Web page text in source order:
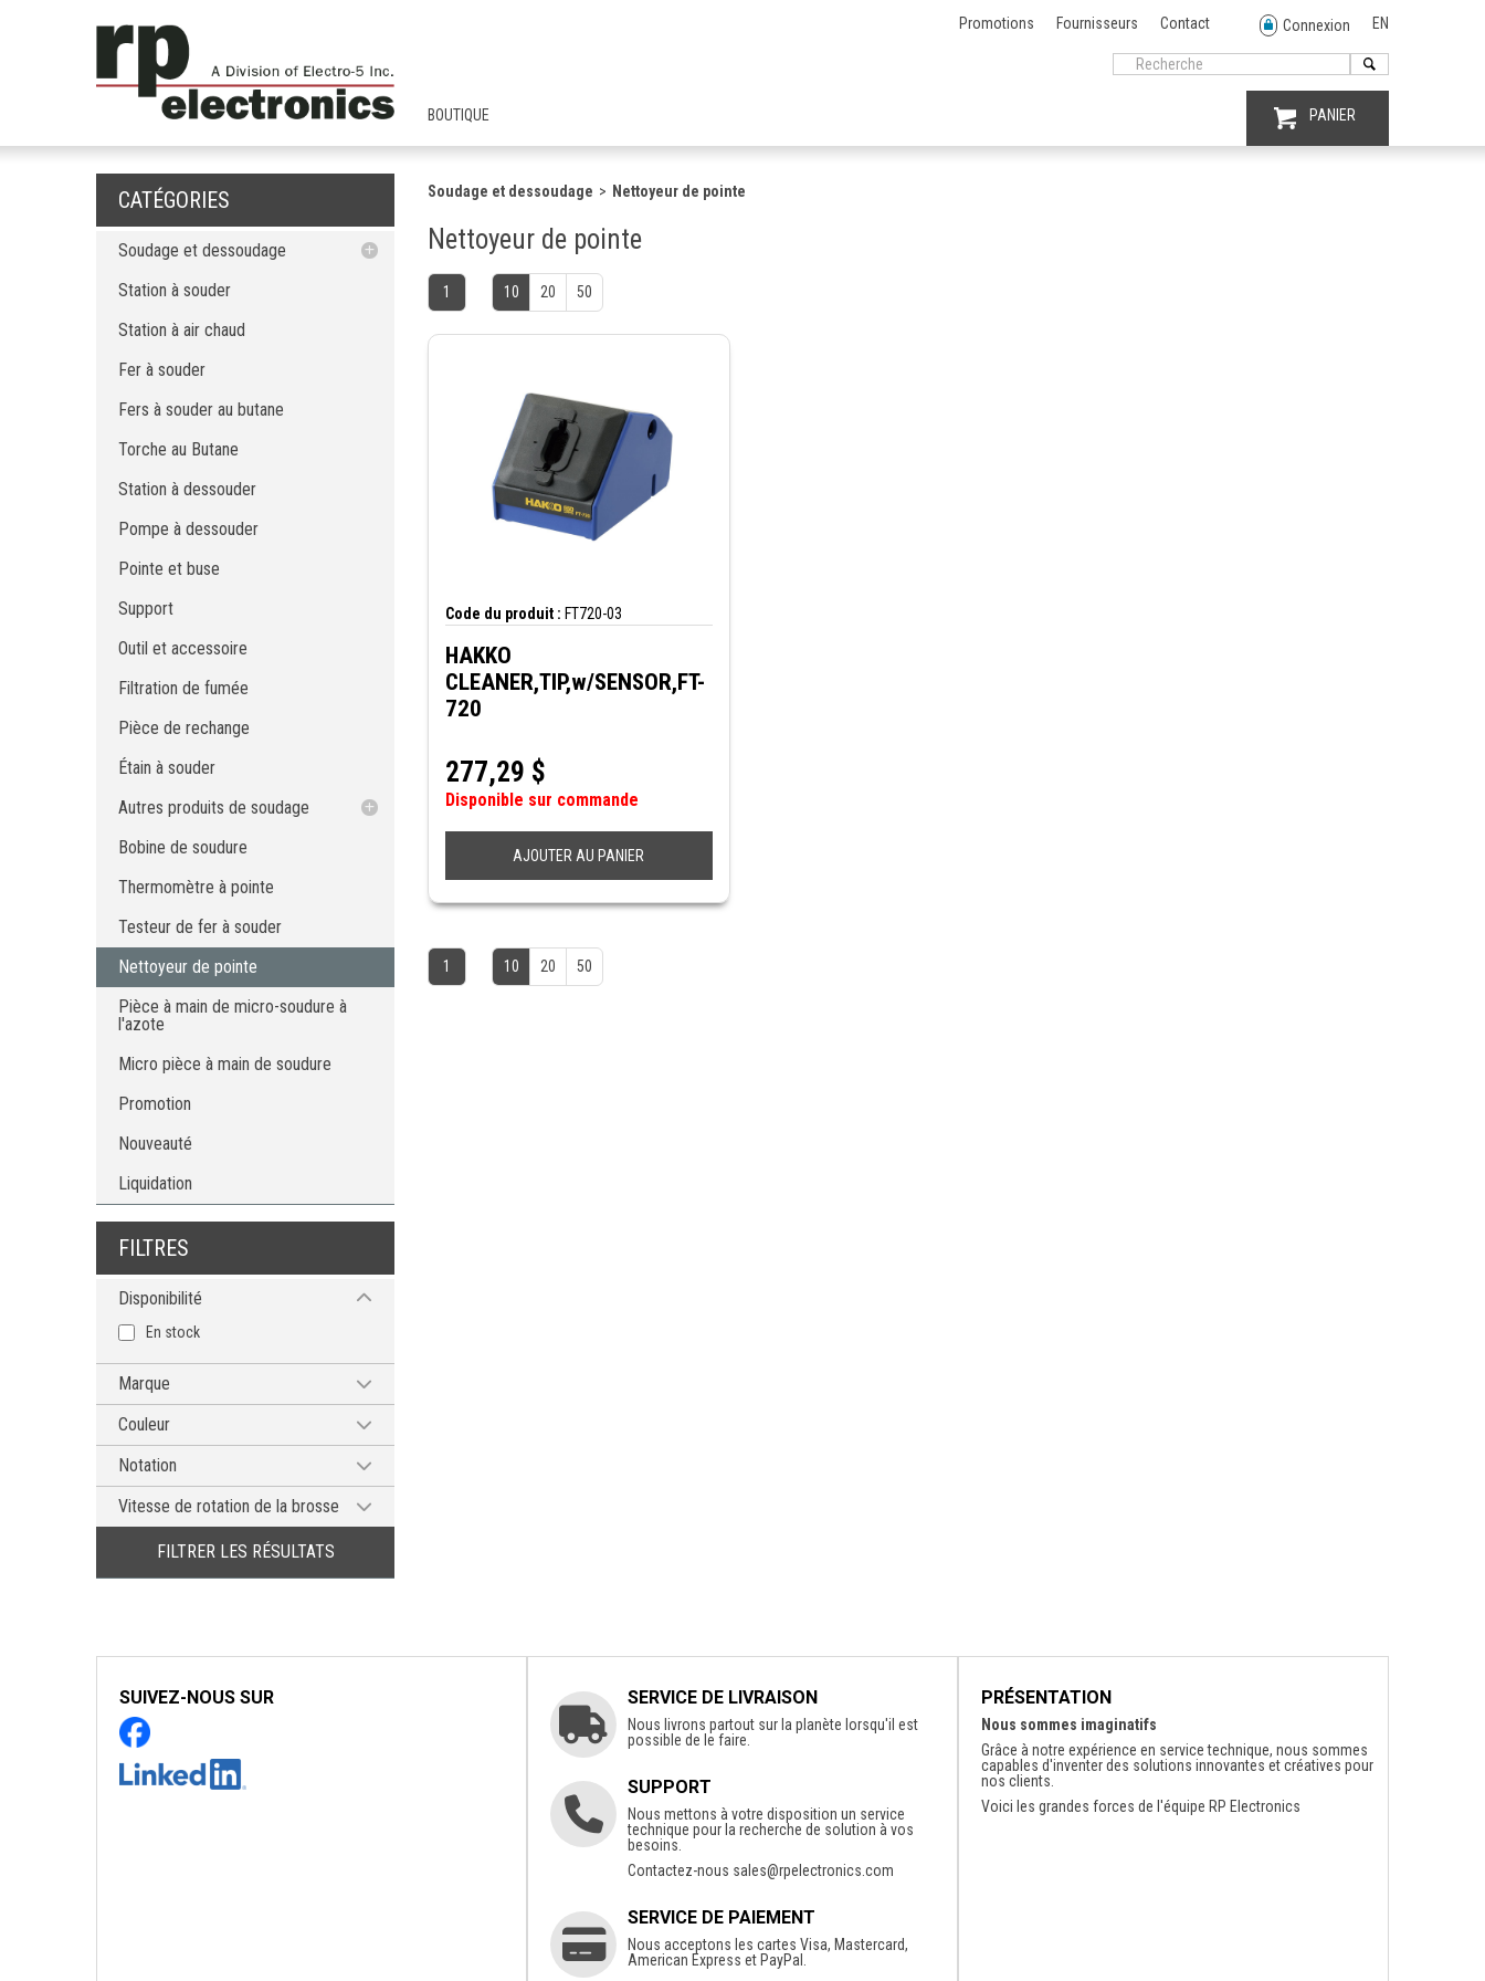
Promotions Fournisseurs Contact Connexion EN
BOUTIQUE PANIER
CATÉGORIES
Soudage et dessoudage
Station à souder
Fers à souder au butane
Torche au Butane
Pompe à dessouder
Pointe et buse
Outil et accessoire
Filtration de fumée
Pièce de rechange
Autres produits de soudage
Tresse à dessouder
Pâte à souder
Masque à soudure
Bobine de soudure
Nettoyeur de pointe
Pièce à main de micro-soudure à
l'azote
Micro pièce à main de soudure
Station à souder
Station à air chaud
Fer à souder
Fers à souder au butane
Torche au Butane
Station à dessouder
Pompe à dessouder
Pointe et buse
Support
Outil et accessoire
Filtration de fumée
Pièce de rechange
Étain à souder
Autres produits de soudage
Tresse à dessouder
Nettoyant de flux
Pâte à souder
Masque à soudure
Polisseur de pointes
Bobine de soudure
Thermomètre à pointe
Testeur de fer à souder
Nettoyeur de pointe
Pièce à main de micro-soudure à
l'azote
Micro pièce à main de soudure
Promotion
Nouveauté
Liquidation
FILTRES
Disponibilité
En stock
Marque
HAKKO
Couleur
Bleu
Notation
5W / 24VDC 140mA
Vitesse de rotation de la brosse
1670 tr/min
FILTRER LES RÉSULTATS
Soudage et dessoudage Nettoyeur de pointe
Nettoyeur de pointe
1 10 20 50
Code du produit : FT720-03
HAKKO
CLEANER,TIP,w/SENSOR,FT-
720
277,29 $
Disponible sur commande
AJOUTER AU PANIER
1 10 20 50
SUIVEZ-NOUS SUR SERVICE DE LIVRAISON
Nous livrons partout sur la planète lorsqu'il est
possible de le faire.
SUPPORT
Nous mettons à votre disposition un service
technique pour la recherche de solution à vos
besoins.
Contactez-nous sales@rpelectronics.com
SERVICE DE PAIEMENT
Nous acceptons les cartes Visa, Mastercard,
American Express et PayPal.
PRÉSENTATION
Nous sommes imaginatifs
Grâce à notre expérience en service technique, nous sommes
capables d'inventer des solutions innovantes et créatives pour
nos clients.
Voici les grandes forces de l'équipe RP Electronics